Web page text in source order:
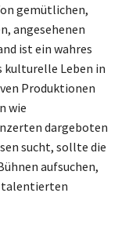
gemütlichen,
angesehenen
ist ein wahres
kulturelle Leben in
Produktionen
wie
dargeboten
sucht, sollte die
aufsuchen,
talentierten